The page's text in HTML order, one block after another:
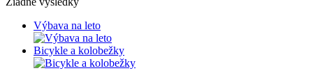
Výbava na leto
Bicykle a kolobežky